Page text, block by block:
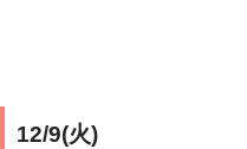
12/9(火)